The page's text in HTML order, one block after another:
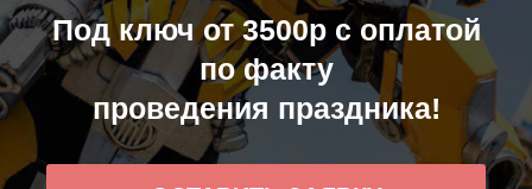
Под ключ от 3500р с оплатой
по факту
проведения праздника!